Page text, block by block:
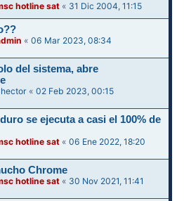
hotline sat « 31 Dic 2004, 11:15
«06 Mar 2023, 08:34
del sistema, abre
«02 Feb 2023, 00:15
se ejecuta a casi el 100% de
hotline sat «06 Ene 2022, 18:20
Chrome
hotline sat « 30 Nov 2021, 11:41